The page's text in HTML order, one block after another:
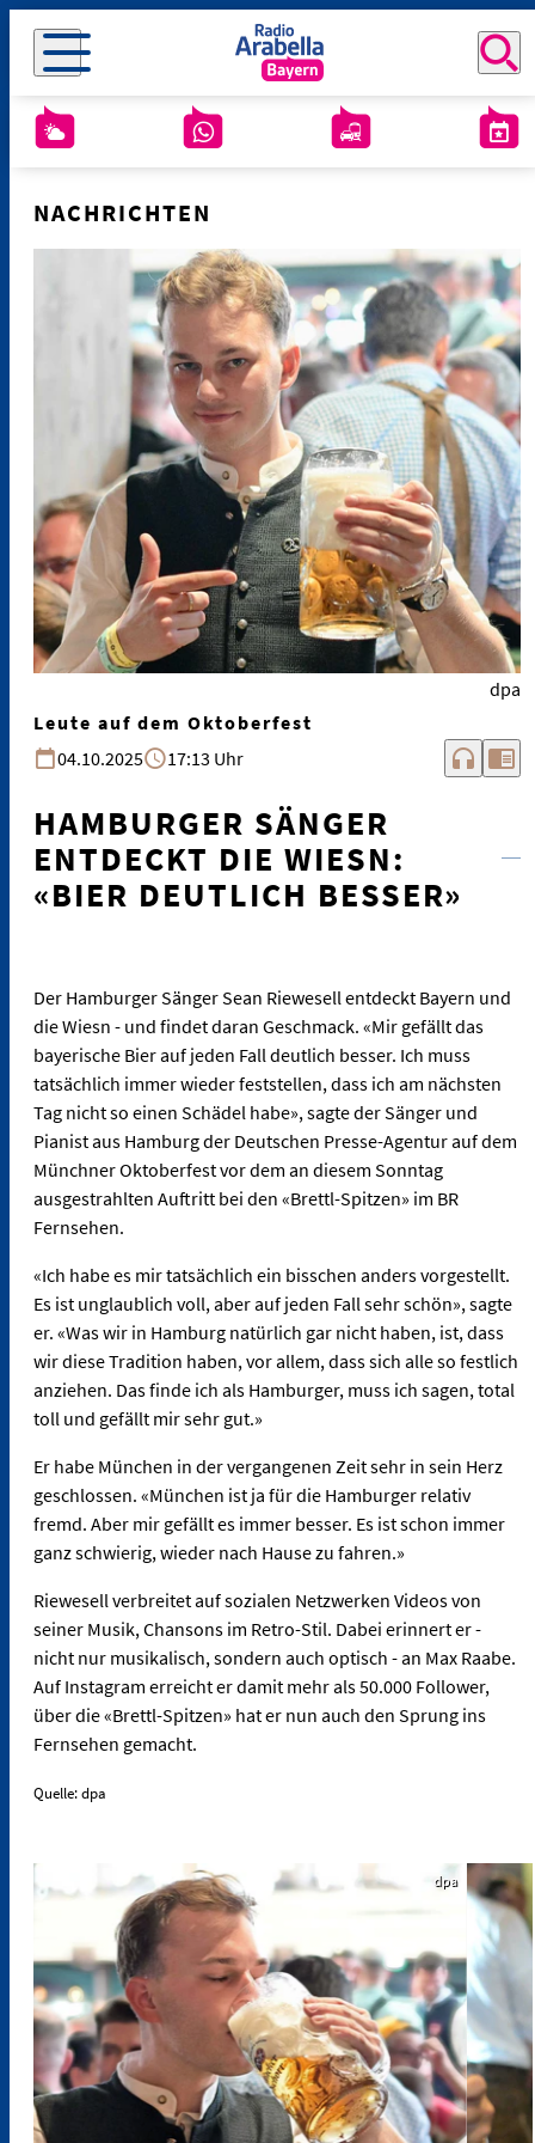
NACHRICHTEN
dpa
Leute auf dem Oktoberfest
04.10.2025
17:13 Uhr headphones chrome_reader_mode
HAMBURGER SÄNGER
ENTDECKT DIE WIESN:
«BIER DEUTLICH BESSER»
Der Hamburger Sänger Sean Riewesell entdeckt Bayern und
die Wiesn - und findet daran Geschmack. «Mir gefällt das
bayerische Bier auf jeden Fall deutlich besser. Ich muss
tatsächlich immer wieder feststellen, dass ich am nächsten
Tag nicht so einen Schädel habe», sagte der Sänger und
Pianist aus Hamburg der Deutschen Presse-Agentur auf dem
Münchner Oktoberfest vor dem an diesem Sonntag
ausgestrahlten Auftritt bei den «Brettl-Spitzen» im BR
Fernsehen.
«Ich habe es mir tatsächlich ein bisschen anders vorgestellt.
Es ist unglaublich voll, aber auf jeden Fall sehr schön», sagte
er. «Was wir in Hamburg natürlich gar nicht haben, ist, dass
wir diese Tradition haben, vor allem, dass sich alle so festlich
anziehen. Das finde ich als Hamburger, muss ich sagen, total
toll und gefällt mir sehr gut.»
Er habe München in der vergangenen Zeit sehr in sein Herz
geschlossen. «München ist ja für die Hamburger relativ
fremd. Aber mir gefällt es immer besser. Es ist schon immer
ganz schwierig, wieder nach Hause zu fahren.»
Riewesell verbreitet auf sozialen Netzwerken Videos von
seiner Musik, Chansons im Retro-Stil. Dabei erinnert er -
nicht nur musikalisch, sondern auch optisch - an Max Raabe.
Auf Instagram erreicht er damit mehr als 50.000 Follower,
über die «Brettl-Spitzen» hat er nun auch den Sprung ins
Fernsehen gemacht.
Quelle: dpa
dpa